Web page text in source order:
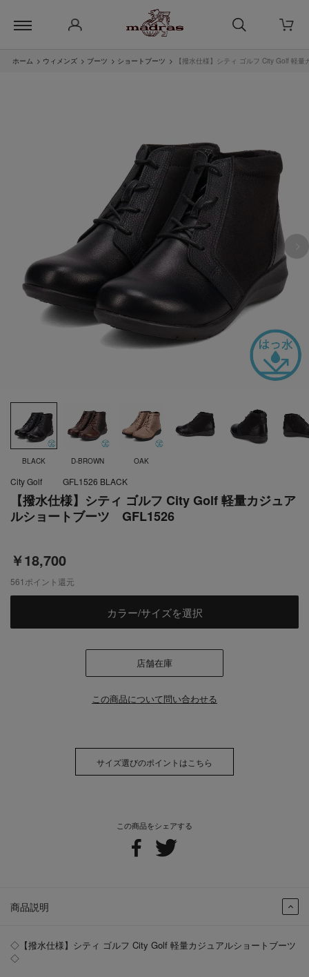
ホーム > ウィメンズ > ブーツ > ショートブーツ > 【撥水仕様】シティ ゴルフ City Golf 軽
BLACK D-BROWN OAK
【撥水仕様】シティ ゴルフ City Golf 軽量カジュア
ルショートブーツ GFL1526
￥18,700
この商品をシェアする
商品説明
◇【撥水仕様】シティ ゴルフ City Golf 軽量カジュアルショートブーツ
◇
City Golf GFL1526 BLACK
561 ポイント還元
カラー/サイズを選択
店舗在庫
この商品について問い合わせる
サイズ選びのポイントはこちら